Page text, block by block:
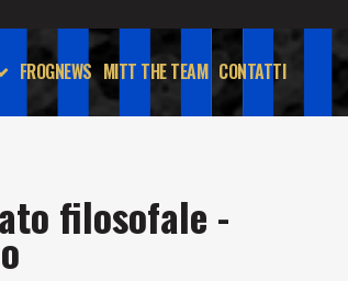
FROGNEWS MITT THE TEAM CONTATTI
filosofale -